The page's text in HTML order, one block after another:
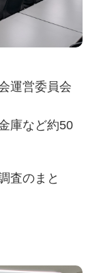
運営委員会
庫など約50
査のまと